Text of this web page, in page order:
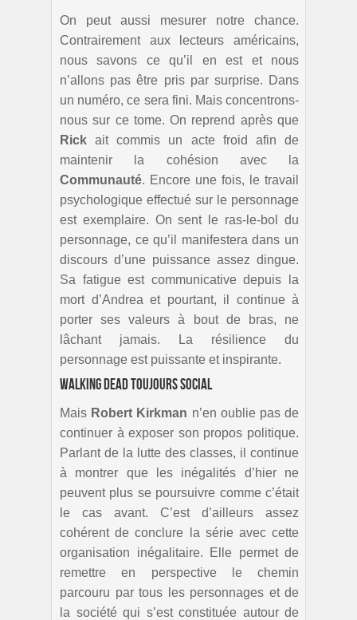
On peut aussi mesurer notre chance.
Contrairement aux lecteurs américains,
nous savons ce qu’il en est et nous
n’allons pas être pris par surprise. Dans
un numéro, ce sera fini. Mais concentrons-
nous sur ce tome. On reprend après que
Rick ait commis un acte froid afin de
maintenir la cohésion avec la
Communauté. Encore une fois, le travail
psychologique effectué sur le personnage
est exemplaire. On sent le ras-le-bol du
personnage, ce qu’il manifestera dans un
discours d’une puissance assez dingue.
Sa fatigue est communicative depuis la
mort d’Andrea et pourtant, il continue à
porter ses valeurs à bout de bras, ne
lâchant jamais. La résilience du
personnage est puissante et inspirante.
Walking Dead toujours social
Mais Robert Kirkman n’en oublie pas de
continuer à exposer son propos politique.
Parlant de la lutte des classes, il continue
à montrer que les inégalités d’hier ne
peuvent plus se poursuivre comme c’était
le cas avant. C’est d’ailleurs assez
cohérent de conclure la série avec cette
organisation inégalitaire. Elle permet de
remettre en perspective le chemin
parcouru par tous les personnages et de
la société qui s’est constituée autour de